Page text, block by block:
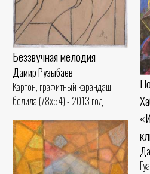
Беззвучная мелодия
Дамир Рузыбаев
Картон, графитный карандаш,
белила (78x54) - 2013 год